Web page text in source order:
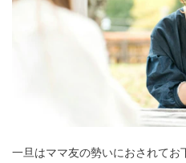
一旦はママ友の勢いにおされてお